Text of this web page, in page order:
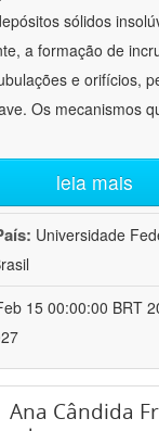
sólidos
a formação de
e orifícios,
Os mecanismos
leia mais
Universidade
15 00:00:00 BRT
Ana Cândida